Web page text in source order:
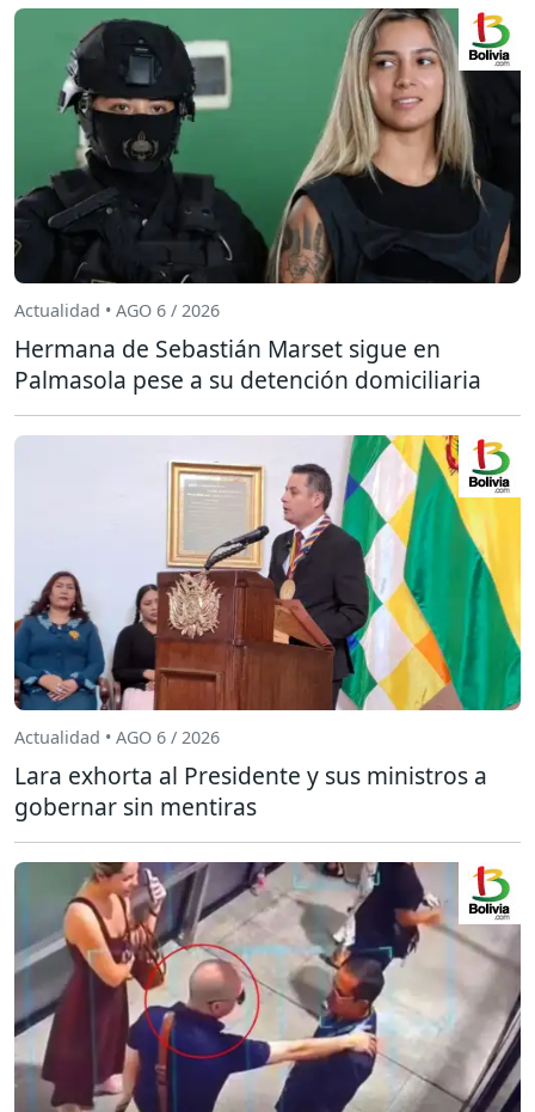
Actualidad • AGO 6 / 2026
Hermana de Sebastián Marset sigue en
Palmasola pese a su detención domiciliaria
Actualidad • AGO 6 / 2026
Lara exhorta al Presidente y sus ministros a
gobernar sin mentiras